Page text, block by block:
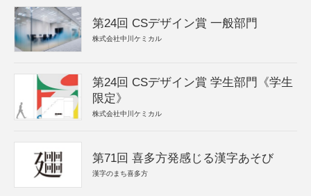
第24回 CSデザイン賞 一般部門
株式会社中川ケミカル
第24回 CSデザイン賞 学生部門《学生
限定》
株式会社中川ケミカル
第71回 喜多方発感じる漢字あそび
漢字のまち喜多方